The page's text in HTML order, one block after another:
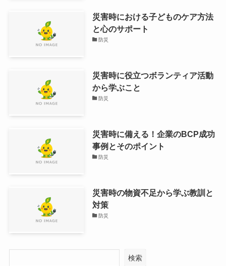
災害時における子どものケア方法
と心のサポート
防災
災害時に役立つボランティア活動
から学ぶこと
防災
災害時に備える！企業のBCP成功
事例とそのポイント
防災
災害時の物資不足から学ぶ教訓と
対策
防災
検索